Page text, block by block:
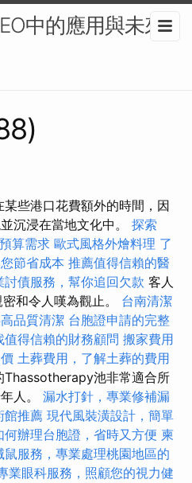
中的應用與未來
些港口花費額外的時間，因
沉浸在當地文化中。 探索
算需求 歐式風格外燴料理 了
節省成本 推薦值得信賴的醫
討債服務，幫你追回欠款 客人
和令人嘆為觀止。 台南清潔
品質清潔 台胞證申請的完整
得信賴的財務顧問 搬家費用
土葬費用，了解土葬的費用
Thassotherapy池非常適合所
人。 漏水打針，專業修補漏
館推薦 現代風裝潢設計，簡單
何辦理台胞證，省時又方便 柬
鼠服務，專業處理桃園地區的
業眼科服務，照顧您的視力健